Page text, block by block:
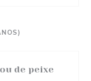
de peixe